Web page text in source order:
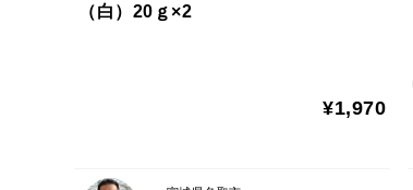
（白）20ｇ×2
¥1,970